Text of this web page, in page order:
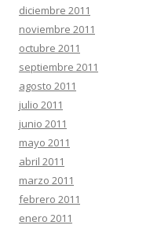
diciembre 2011
noviembre 2011
octubre 2011
septiembre 2011
agosto 2011
julio 2011
junio 2011
mayo 2011
abril 2011
marzo 2011
febrero 2011
enero 2011